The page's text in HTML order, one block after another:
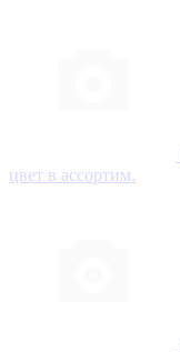
цвет в ассортим.